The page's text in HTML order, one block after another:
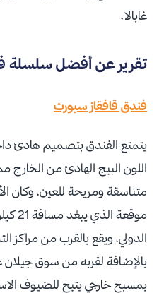
غابالا.
تقرير عن أفضل سلسلة
فندق قافقاز سبورت
يتمتع الفندق بتصميم هادئ
اللون البيج الهادئ من الخارج
متناسقة ومريحة للعين، وكان
موقعة
الدولي، ويقع بالقرب من مراكز
بالإضافة لقربه من سوق جيلان
بمسبح خارجي يتيح للضيوف